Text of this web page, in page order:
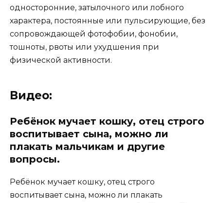
односторонние, затылочного или лобного
характера, постоянные или пульсирующие, без
сопровождающей фотофобии, фонобии,
тошноты, рвоты или ухудшения при
физической активности.
Видео:
Ребёнок мучает кошку, отец строго
воспитывает сына, можно ли
плакать мальчикам и другие
вопросы.
Ребёнок мучает кошку, отец строго
воспитывает сына, можно ли плакать